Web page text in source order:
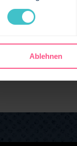
Ablehnen